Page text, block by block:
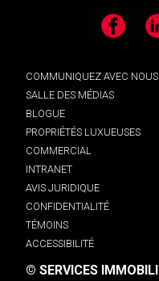
Facebook
COMMUNIQUEZ AVEC NOUS
SALLE DES MÉDIAS
BLOGUE
PROPRIÉTÉS LUXUEUSES
COMMERCIAL
INTRANET
AVIS JURIDIQUE
CONFIDENTIALITÉ
TÉMOINS
ACCESSIBILITÉ
© SERVICES